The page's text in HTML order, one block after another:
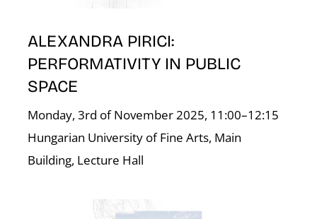
ALEXANDRA PIRICI:
PERFORMATIVITY IN PUBLIC
SPACE
Monday, 3rd of November 2025, 11:00–12:15
Hungarian University of Fine Arts, Main
Building, Lecture Hall